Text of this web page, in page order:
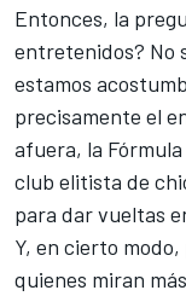
Entonces, la
entretenidos? No
estamos
precisamente el
afuera, la
club elitista de
para dar vueltas
Y, en cierto
quienes miran